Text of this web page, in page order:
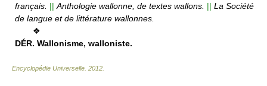
français. || Anthologie wallonne, de textes wallons. || La Société
de langue et de littérature wallonnes.
❖
DÉR. Wallonisme, walloniste.
Encyclopédie Universelle 2012